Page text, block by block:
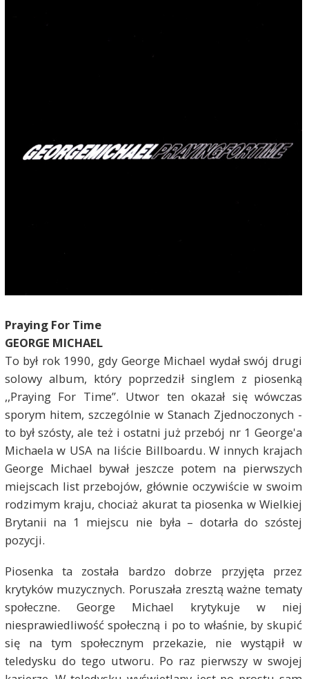
Praying For Time
GEORGE MICHAEL
To był rok 1990, gdy George Michael wydał swój drugi
solowy album, który poprzedził singlem z piosenką
,,Praying For Time”. Utwor ten okazał się wówczas
sporym hitem, szczególnie w Stanach Zjednoczonych -
to był szósty, ale też i ostatni już przebój nr 1 George'a
Michaela w USA na liście Billboardu. W innych krajach
George Michael bywał jeszcze potem na pierwszych
miejscach list przebojów, głównie oczywiście w swoim
rodzimym kraju, chociaż akurat ta piosenka w Wielkiej
Brytanii na 1 miejscu nie była – dotarła do szóstej
pozycji.
Piosenka ta została bardzo dobrze przyjęta przez
krytyków muzycznych. Poruszała zresztą ważne tematy
społeczne. George Michael krytykuje w niej
niesprawiedliwość społeczną i po to właśnie, by skupić
się na tym społecznym przekazie, nie wystąpił w
teledysku do tego utworu. Po raz pierwszy w swojej